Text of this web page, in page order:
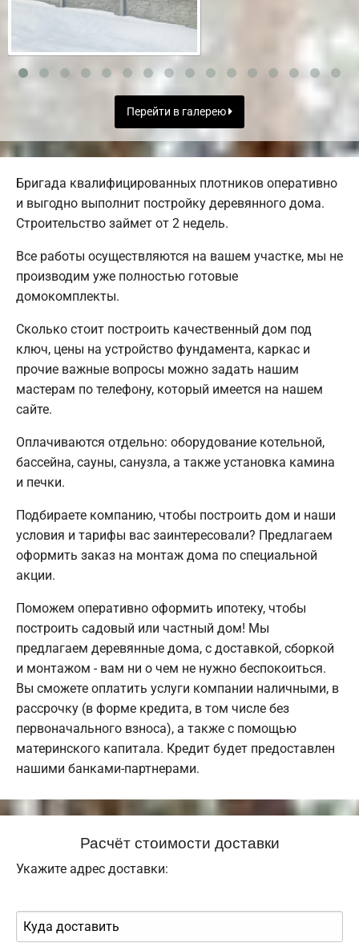
Перейти в галерею
Бригада квалифицированных плотников оперативно
и выгодно выполнит постройку деревянного дома.
Строительство займет от 2 недель.
Все работы осуществляются на вашем участке, мы не
производим уже полностью готовые
домокомплекты.
Сколько стоит построить качественный дом под
ключ, цены на устройство фундамента, каркас и
прочие важные вопросы можно задать нашим
мастерам по телефону, который имеется на нашем
сайте.
Оплачиваются отдельно: оборудование котельной,
бассейна, сауны, санузла, а также установка камина
и печки.
Подбираете компанию, чтобы построить дом и наши
условия и тарифы вас заинтересовали? Предлагаем
оформить заказ на монтаж дома по специальной
акции.
Поможем оперативно оформить ипотеку, чтобы
построить садовый или частный дом! Мы
предлагаем деревянные дома, с доставкой, сборкой
и монтажом - вам ни о чем не нужно беспокоиться.
Вы сможете оплатить услуги компании наличными, в
рассрочку (в форме кредита, в том числе без
первоначального взноса), а также с помощью
материнского капитала. Кредит будет предоставлен
нашими банками-партнерами.
Расчёт стоимости доставки
Укажите адрес доставки: